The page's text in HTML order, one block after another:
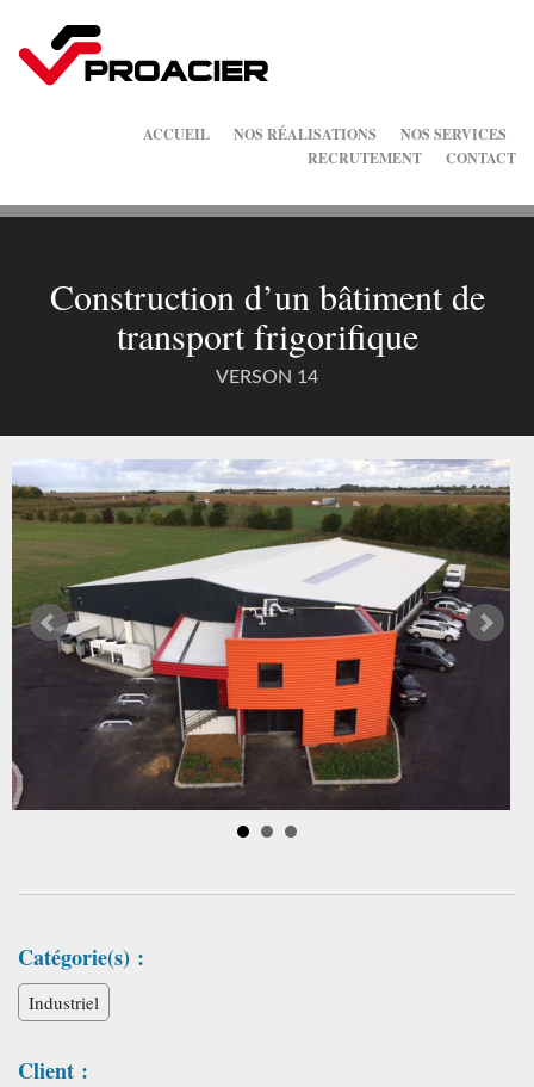
ACCUEIL NOS RÉALISATIONS
NOS SERVICES
RECRUTEMENT
CONTACT
Construction d’un bâtiment de
transport frigorifique
VERSON 14
Catégorie(s) :
Industriel
Client :